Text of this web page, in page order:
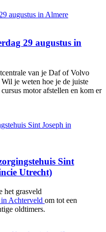
29 augustus in
van je Daf of Volvo
je weten hoe je de juiste
motor afstellen en kom er
Sint
Utrecht)
het grasveld
Achterveld om tot een
oldtimers.